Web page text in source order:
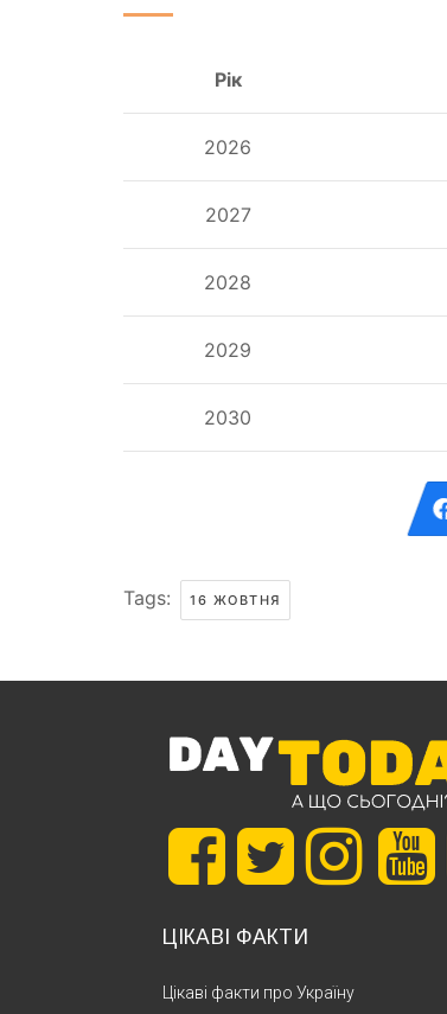
Рік
2026
2027
2028
2029
2030
Tags: 16 ЖОВТНЯ
ЦІКАВІ ФАКТИ
Цікаві факти про Україну